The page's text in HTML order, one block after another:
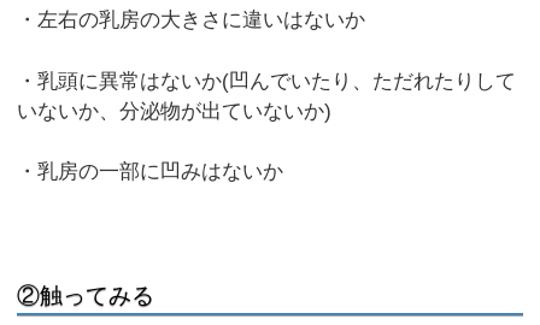
・左右の乳房の大きさに違いはないか
・乳頭に異常はないか(凹んでいたり、ただれたりして
いないか、分泌物が出ていないか)
・乳房の一部に凹みはないか
②触ってみる